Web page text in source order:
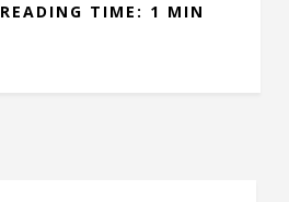
READING TIME: 1 MIN